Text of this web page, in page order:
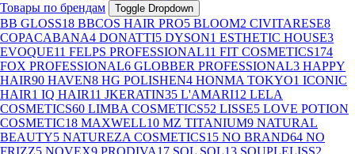
Товары по брендам
Toggle Dropdown
BB GLOSS18 BBCOS HAIR PRO5 BLOOM2 CIVITARESE8
COPACABANA4 DONATTI5 DYSON1 ESTHETIC HOUSE3
EVOQUE11 FELPS PROFESSIONAL11 FIT COSMETICS174
FOX PROFESSIONAL6 GLOBBER PROFESSIONAL3 HAPPY
HAIR90 HAVEN8 HG POLISHEN4 HONMA TOKYO1 ICONIC
HAIR1 IQ HAIR11 JKERATIN35 L'AMARI12 LELA
COSMETICS60 LIMBA COSMETICS52 LISSE5 LOVE POTION
COSMETIC18 MAXWELL10 MZ TITANIUM9 NATURAL
BEAUTY5 NATUREZA COSMETICS15 NO BRAND64 NO
FRIZZ5 NOVEX9 PRODIVA17 SOL SOL13 SOUPLELISS2